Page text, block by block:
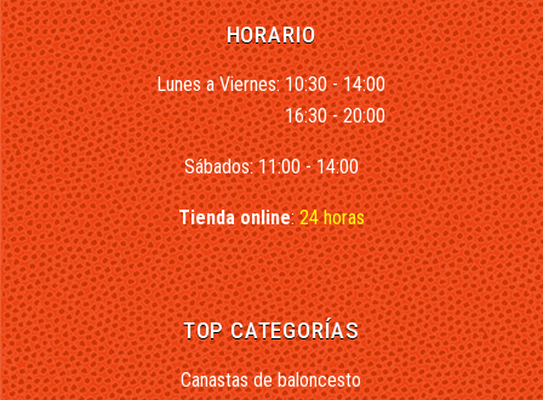
HORARIO
Lunes a Viernes: 10:30 - 14:00
16:30 - 20:00
Sábados: 11:00 - 14:00
Tienda online:24 horas
TOP CATEGORÍAS
Canastas de baloncesto